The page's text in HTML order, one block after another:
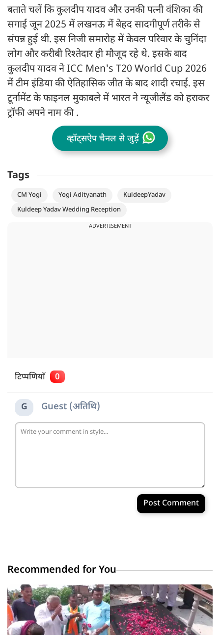
बताते चलें कि कुलदीप यादव और उनकी पत्नी वंशिका की
सगाई जून 2025 में लखनऊ में बेहद सादगीपूर्ण तरीके से
संपन्न हुई थी. इस निजी समारोह में केवल परिवार के चुनिंदा
लोग और करीबी रिश्तेदार ही मौजूद रहे थे. इसके बाद
कुलदीप यादव ने ICC Men's T20 World Cup 2026
में टीम इंडिया की ऐतिहासिक जीत के बाद शादी रचाई. इस
टूर्नामेंट के फाइनल मुकाबले में भारत ने न्यूजीलैंड को हराकर
ट्रॉफी अपने नाम की .
व्हॉट्सऐप चैनल से जुड़ें
Tags
CM Yogi Yogi Adityanath
KuldeepYadav
Kuldeep Yadav Wedding Reception
ADVERTISEMENT
टिप्पणियाँ 0
G Guest (अतिथि)
Post Comment
Recommended for You